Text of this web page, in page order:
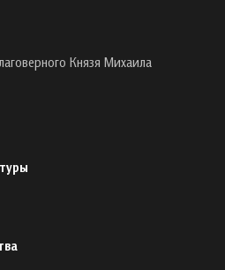
Князя Михаила